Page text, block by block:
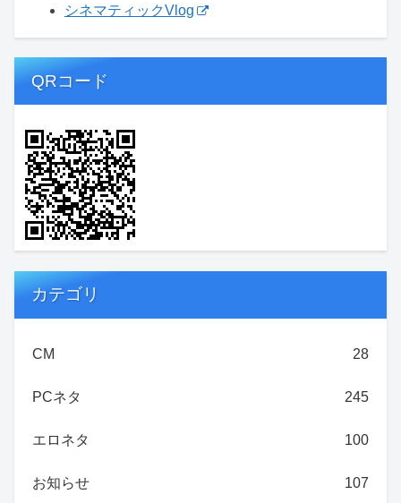
シネマティックVlog
QRコード
カテゴリ
CM 28
PCネタ 245
エロネタ 100
お知らせ 107